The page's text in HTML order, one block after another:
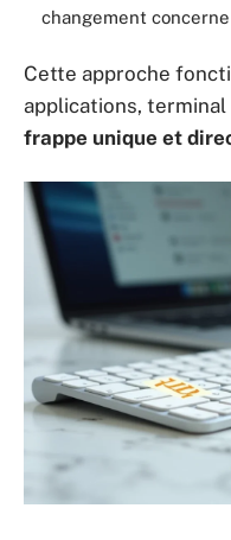
changement
Cette approche
applications, terminal
frappe unique et